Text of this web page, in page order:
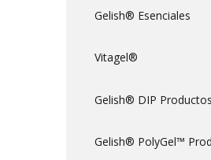
Gelish® Esenciales
Vitagel®
Gelish® DIP Productos
Gelish® PolyGel™